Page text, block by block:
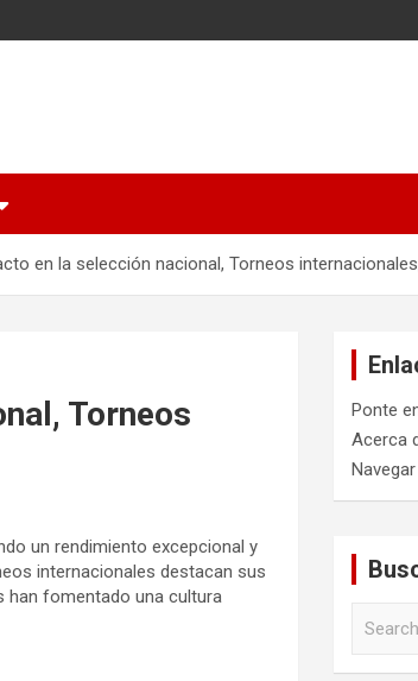
en la selección nacional, Torneos
Torneos
un rendimiento excepcional y
internacionales destacan sus
han fomentado una cultura
Ponte
Acerca
Navegar